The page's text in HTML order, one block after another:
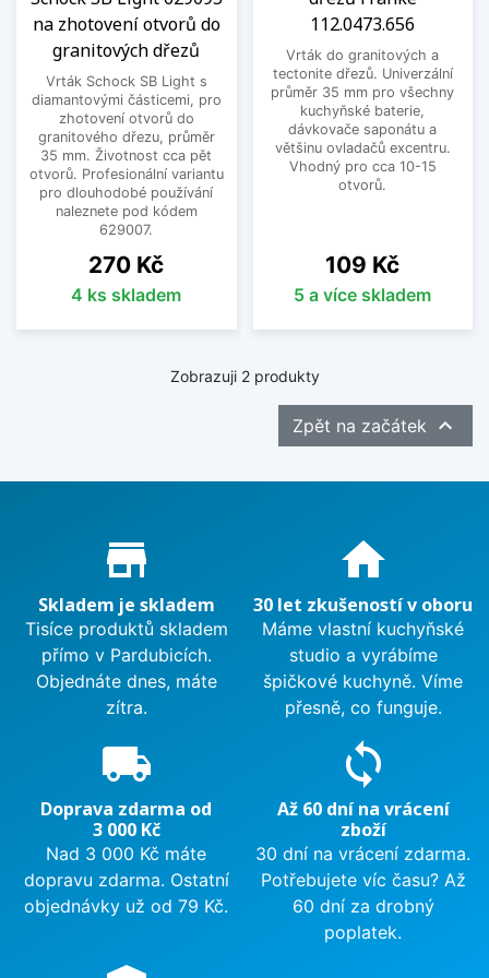
Vyberte si vrták nebo lis pro zhotovení otvoru do
kuchyňského dřezu a zajistěte si přesnou,
bezpečnou a profesionální montáž.
Zobrazit méně
na zhotovení otvorů do
granitových dřezů
Vrták Schock SB Light s
diamantovými částicemi, pro
zhotovení otvorů do
granitového dřezu, průměr
35 mm. Životnost cca pět
otvorů. Profesionální variantu
pro dlouhodobé používání
naleznete pod kódem
629007.
Cena
270 Kč
4 ks skladem
112.0473.656
Vrták do granitových a
tectonite dřezů. Univerzální
průměr 35 mm pro všechny
kuchyňské baterie,
dávkovače saponátu a
většinu ovladačů excentru.
Vhodný pro cca 10-15
otvorů.
Cena
109 Kč
5 a více skladem
Zobrazuji 2 produkty
Zpět na začátek 
Proč nakupovat u nás?
store_mall_directory
Skladem je skladem
Tisíce produktů skladem
přímo v Pardubicích.
Objednáte dnes, máte
zítra.
home
30 let zkušeností v oboru
Máme vlastní kuchyňské
studio a vyrábíme
špičkové kuchyně. Víme
přesně, co funguje.
local_shipping
Doprava zdarma od
3 000 Kč
Nad 3 000 Kč máte
dopravu zdarma. Ostatní
objednávky už od 79 Kč.
sync
Až 60 dní na vrácení
zboží
30 dní na vrácení zdarma.
Potřebujete víc času? Až
60 dní za drobný
poplatek.